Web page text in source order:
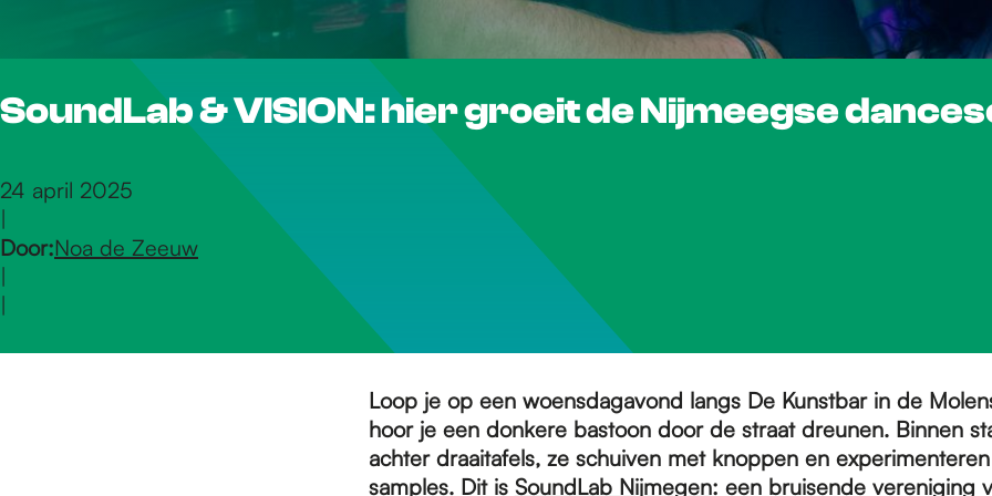
SoundLab & VISION: hier groeit de Nijmeegse
24 april 2025
|
Door:Noa de Zeeuw
|
|
Loop je op een woensdagavond langs De Kunstbar in de
hoor je een donkere bastoon door de straat dreunen. Binnen
achter draaitafels, ze schuiven met knoppen en
samples. Dit is SoundLab Nijmegen: een bruisende vereniging